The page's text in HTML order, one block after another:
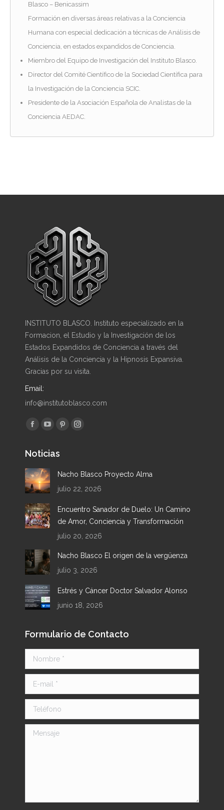
Blasco – Benicassim
Formación en diversas áreas relativas a la Conciencia
Humana con especial dedicación a técnicas de Análisis de
Conciencia, en estados expandidos de Conciencia.
Miembro del Equipo de Investigación del Instituto Blasco.
Director del Comité Científico de la Sociedad Científica para
la Investigación de la Conciencia SCIC.
Presidente de la Asociación Española de Analistas de la
Conciencia AEDAC.
INSTITUTO BLASCO. Instituto especializado en la
Formacion, el Estudio y la Investigación de los
Estados Expandidos de Conciencia a través del
Análisis de la Conciencia y la Hipnosis Expansiva.
Gracias por su visita.
Email:
info@institutoblasco.com
Encuéntranos en:
Facebook
opens
in
new
window
YouTube
opens
in
new
window
Pinterest
window
Instagram
window
Noticias
Nacho Blasco Proyecto Alma
julio 22, 2026
Encuentro Sanador de Duelo: Un Camino
de Amor, Conciencia y Transformación
julio 20, 2026
Nacho Blasco El origen de la vergüenza
julio 3, 2026
Estrés y Cáncer Doctor Salvador Alonso
junio 18, 2026
Formulario de Contacto
Nombre *
E-mail *
Teléfono
Mensaje